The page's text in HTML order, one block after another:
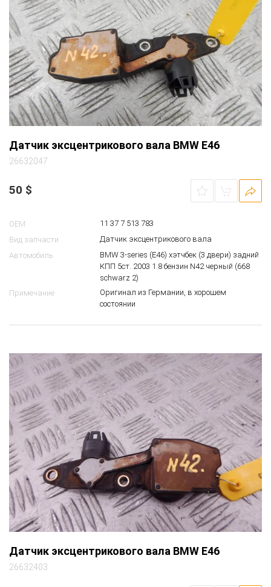
Датчик эксцентрикового вала BMW E46
26632047
50 $
OEM
11 37 7 513 783
Вид запчасти
Датчик эксцентрикового вала
Автомобиль
BMW 3-series (E46) хэтчбек (3 двери) задний
КПП 5ст. 2003 1.8 бензин N42 черный (668
schwarz 2)
Примечание
Оригинал из Германии, в хорошем
состоянии
Датчик эксцентрикового вала BMW E46
26632403